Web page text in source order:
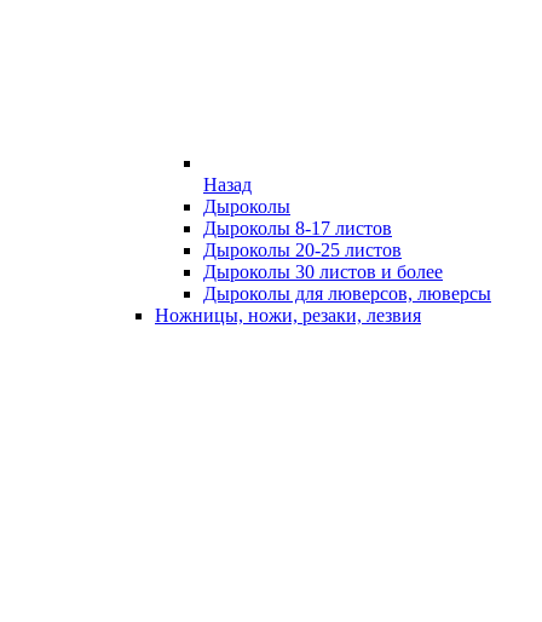
Назад
Дыроколы
Дыроколы 8-17 листов
Дыроколы 20-25 листов
Дыроколы 30 листов и более
Дыроколы для люверсов, люверсы
Ножницы, ножи, резаки, лезвия